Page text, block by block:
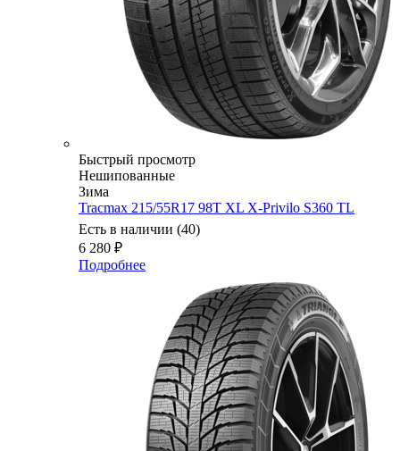
Быстрый просмотр
Нешипованные
Зима
Tracmax 215/55R17 98T XL X-Privilo S360 TL
Есть в наличии (40)
6 280 ₽
Подробнее